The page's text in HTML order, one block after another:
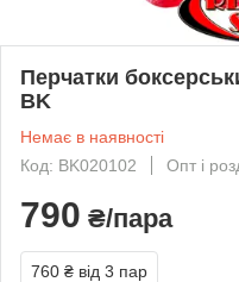
Перчатки
BK
Немає в наявності
Код: BK020102
Опт і
790 ₴/пара
760 ₴ від 3 пар